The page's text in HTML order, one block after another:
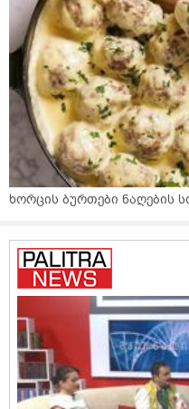
ხორცის ბურთები ნაღების